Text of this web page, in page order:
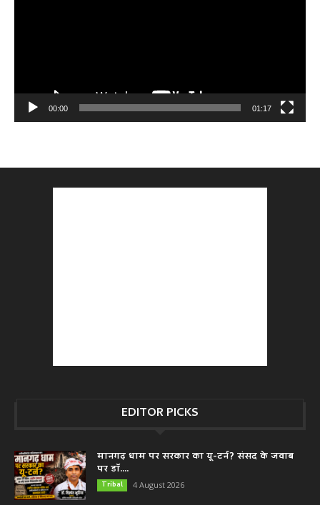
00:00 01:17
EDITOR PICKS
मानगढ़ धाम पर सरकार का यू-टर्न? संसद के जवाब
पर डॉ....
Tribal 4 August 2026